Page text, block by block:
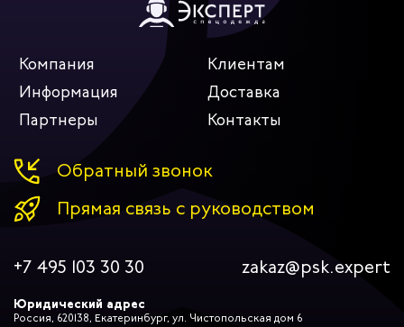
Компания
Клиентам
Информация
Доставка
Партнеры
Контакты
Обратный звонок
Прямая связь с руководством
+7 495 103 30 30 zakaz@psk.expert
Юридический адрес
Россия, 620138, Екатеринбург, ул. Чистопольская дом 6